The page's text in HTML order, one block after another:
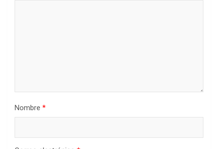
Nombre *